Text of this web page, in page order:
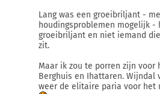
Lang was een groeibriljant -
houdingsproblemen mogelijk -
groeibriljant en niet iemand
zit.
Maar ik zou te porren zijn voor
Berghuis en Ihattaren. Wijndal
weer de elitaire paria voor het